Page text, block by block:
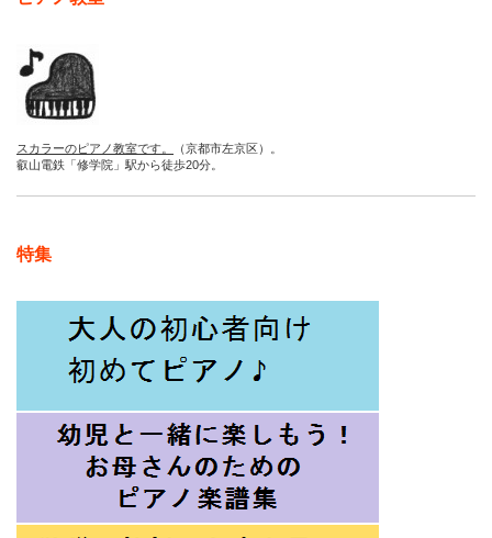
スカラーのピアノ教室です。
（京都市左京区）。
叡山電鉄「修学院」駅から徒歩20分。
特集